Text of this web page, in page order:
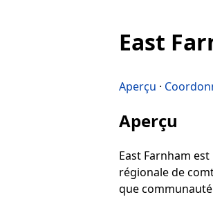
East
Aperçu ·
Aperçu
East Farnham
régionale de
que